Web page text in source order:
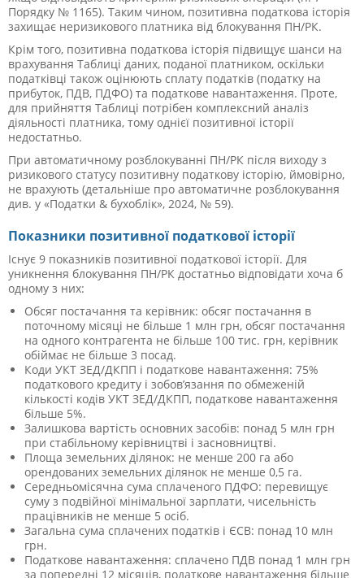
Порядку № 1165). Таким чином, позитивна податкова історія
захищає неризикового платника від блокування ПН/РК.
Крім того, позитивна податкова історія підвищує шанси на
врахування Таблиці даних, поданої платником, оскільки
податківці також оцінюють сплату податків (податку на
прибуток, ПДВ, ПДФО) та податкове навантаження. Проте,
для прийняття Таблиці потрібен комплексний аналіз
діяльності платника, тому однієї позитивної історії
недостатньо.
При автоматичному розблокуванні ПН/РК після виходу з
ризикового статусу позитивну податкову історію, ймовірно,
не врахують (детальніше про автоматичне розблокування
див. у «Податки & бухоблік», 2024, № 59).
Показники позитивної податкової історії
Існує 9 показників позитивної податкової історії. Для
уникнення блокування ПН/РК достатньо відповідати хоча б
одному з них:
Обсяг постачання та керівник: обсяг постачання в
поточному місяці не більше 1 млн грн, обсяг постачання
на одного контрагента не більше 100 тис. грн, керівник
обіймає не більше 3 посад.
Коди УКТ ЗЕД/ДКПП і податкове навантаження: 75%
податкового кредиту і зобов’язання по обмеженій
кількості кодів УКТ ЗЕД/ДКПП, податкове навантаження
більше 5%.
Залишкова вартість основних засобів: понад 5 млн грн
при стабільному керівництві і засновництві.
Площа земельних ділянок: не менше 200 га або
орендованих земельних ділянок не менше 0,5 га.
Середньомісячна сума сплаченого ПДФО: перевищує
суму з подвійної мінімальної зарплати, чисельність
працівників не менше 5 осіб.
Загальна сума сплачених податків і ЄСВ: понад 10 млн
грн.
Податкове навантаження: сплачено ПДВ понад 1 млн грн
за попередні 12 місяців, податкове навантаження більше